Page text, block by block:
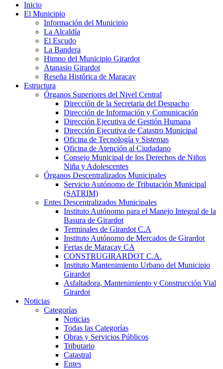
Inicio
El Municipio
Información del Municipio
La Alcaldía
El Escudo
La Bandera
Himno del Municipio Girardot
Atanasio Girardot
Reseña Histórica de Maracay
Estructura
Órganos Superiores del Nivel Central
Dirección de la Secretaria del Despacho
Dirección de Información y Comunicación
Dirección Ejecutiva de Gestión Humana
Dirección Ejecutiva de Catastro Municipal
Oficina de Tecnología y Sistemas
Oficina de Atención al Ciudadano
Consejo Municipal de los Derechos de Niños
Niña y Adolescentes
Órganos Descentralizados Municipales
Servicio Autónomo de Tributación Municipal
(SATRIM)
Entes Descentralizados Municipales
Instituto Autónomo para el Manejo Integral de la
Basura de Girardot
Terminales de Girardot C.A
Instituto Autónomo de Mercados de Girardot
Ferias de Maracay CA
CONSTRUGIRARDOT C.A.
Instituto Mantenimiento Urbano del Municipio
Girardot
Asfaltadora, Mantenimiento y Construcción Vial
Girardot
Noticias
Categorías
Noticias
Todas las Categorías
Obras y Servicios Públicos
Tributario
Catastral
Entes